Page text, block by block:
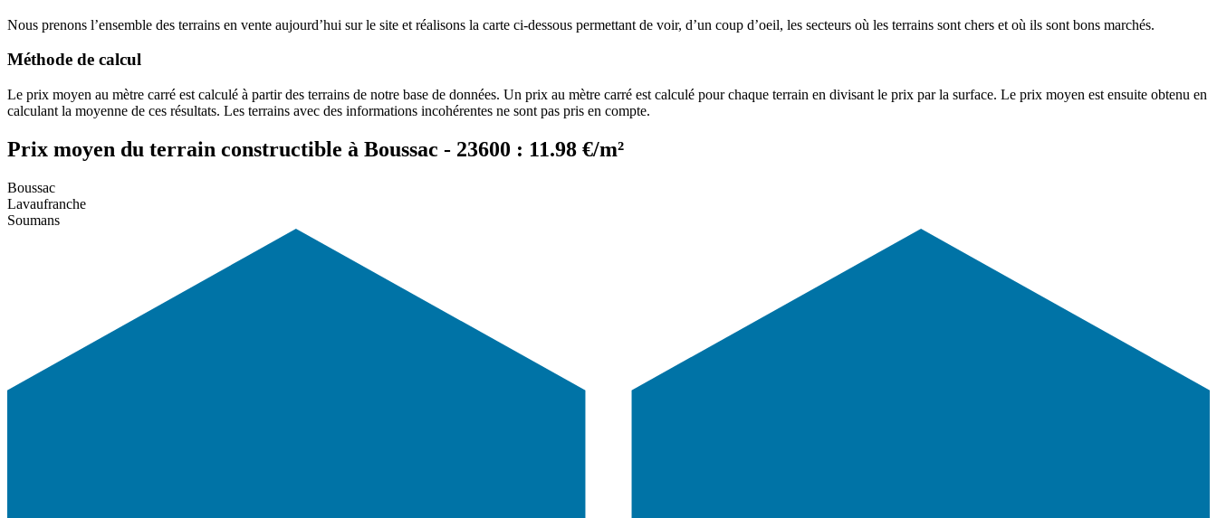
Nous prenons l’ensemble des terrains en vente aujourd’hui sur le site et réalisons la carte ci-dessous permettant de voir, d’un coup d’oeil, les secteurs où les terrains sont chers et où ils sont bons marchés.
Méthode de calcul
Le prix moyen au mètre carré est calculé à partir des terrains de notre base de données. Un prix au mètre carré est calculé pour chaque terrain en divisant le prix par la surface. Le prix moyen est ensuite obtenu en
calculant la moyenne de ces résultats. Les terrains avec des informations incohérentes ne sont pas pris en compte.
Prix moyen du terrain constructible à Boussac - 23600 : 11.98 €/m²
Boussac
Lavaufranche
Soumans